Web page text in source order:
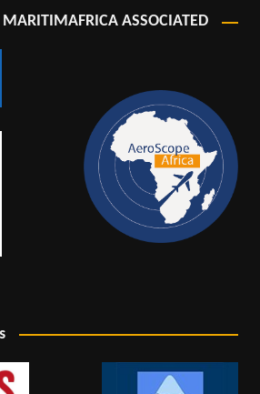
ASSOCIATED